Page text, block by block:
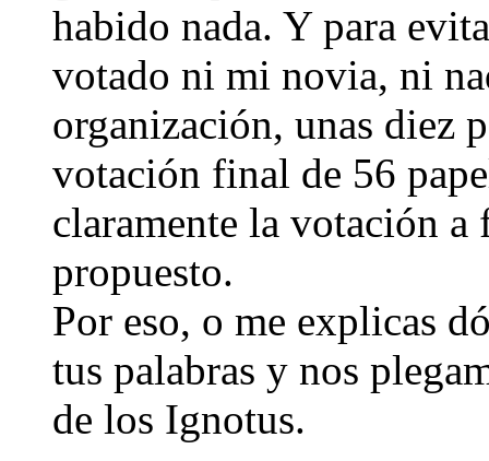
habido nada. Y para
votado ni mi novia, ni
organización, unas diez
votación final de 56
claramente la votación
propuesto.
Por eso, o me explicas
tus palabras y nos
de los Ignotus.